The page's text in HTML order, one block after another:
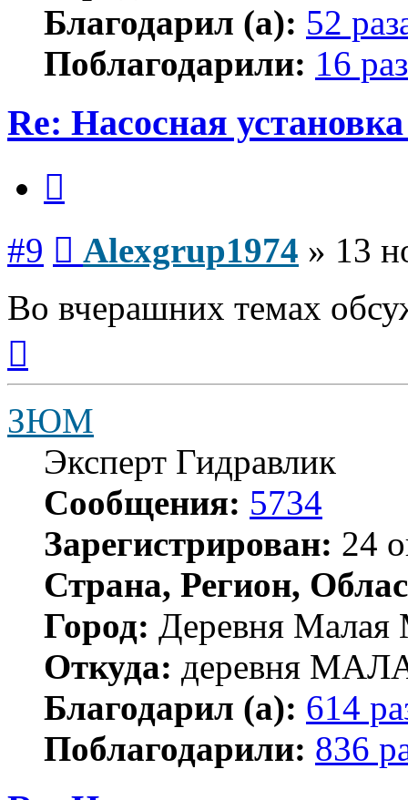
Благодарил (а): 52
Поблагодарили: 16 раз
Re: Насосная
#9 Alexgrup1974 » 13
Во вчерашних темах
началу
ЗЮМ
Эксперт Гидравлик
Сообщения: 5734
Зарегистрирован: 24
Страна, Регион,
Город: Деревня Малая
Откуда: деревня
Благодарил (а): 614
Поблагодарили: 836